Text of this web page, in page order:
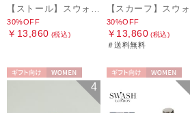
【ストール】スウォッシュロンドン (SWASH LONDON) Oceanic Odyssey 115*115 コットンスクエア
30%OFF
￥13,860 (税込)
30%OFF
￥13,860 (税込)
＃送料無料
ギフト向けWOMEN 4 WOMEN